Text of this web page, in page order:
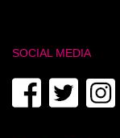
SOCIAL MEDIA